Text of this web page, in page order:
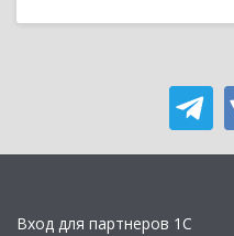
Вход для партнеров 1С